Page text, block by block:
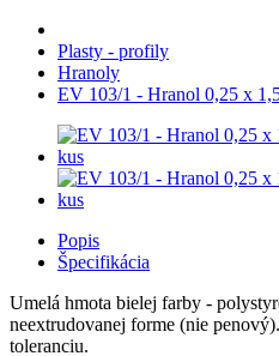
Plasty - profily
Hranoly
EV 103/1 - Hranol 0,25 x
Popis
Špecifikácia
Umelá hmota bielej farby -
neextrudovanej forme (nie
toleranciu.